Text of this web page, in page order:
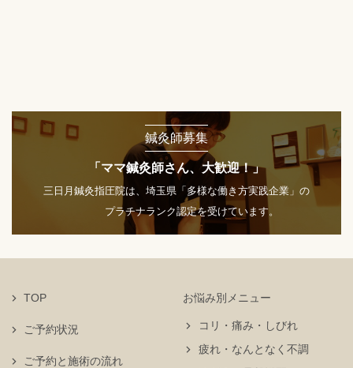
鍼灸師募集
「ママ鍼灸師さん、大歓迎！」
三日月鍼灸指圧院は、埼玉県「多様な働き方実践企業」の
プラチナランク認定を受けています。
TOP
ご予約状況
お悩み別メニュー
コリ・痛み・しびれ
疲れ・なんとなく不調
ご予約と施術の流れ